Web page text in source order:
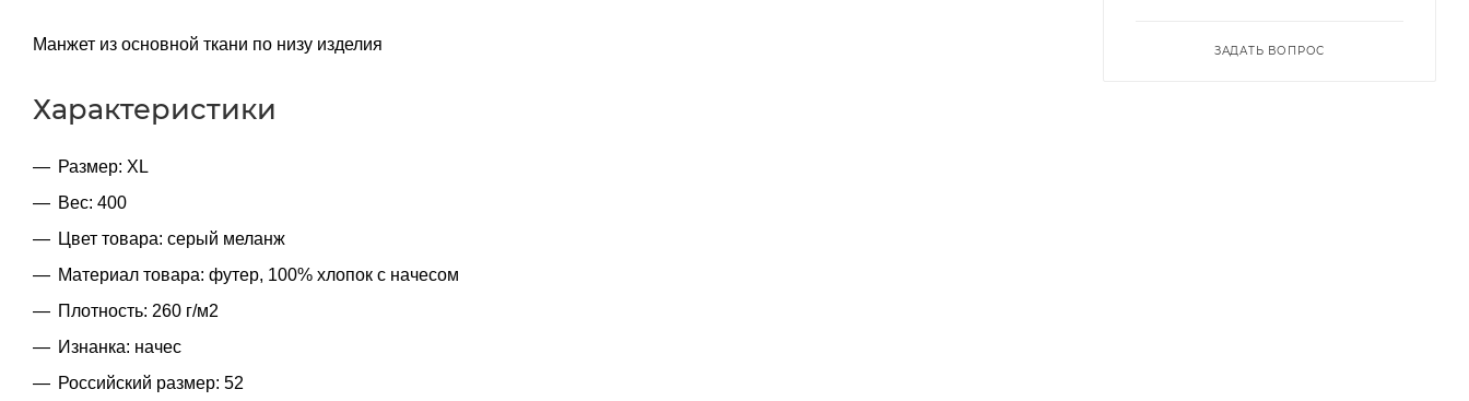
Манжет из основной ткани по низу изделия
Характеристики
Размер: XL
Вес: 400
Цвет товара: серый меланж
Материал товара: футер, 100% хлопок с начесом
Плотность: 260 г/м2
Изнанка: начес
Российский размер: 52
ЗАДАТЬ ВОПРОС